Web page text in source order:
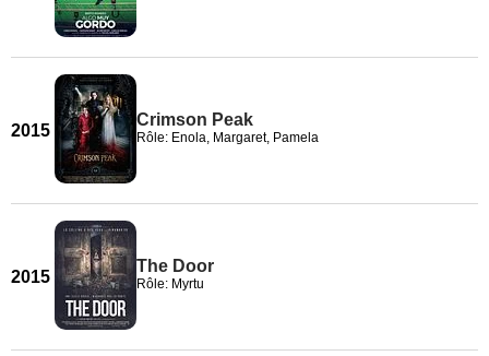
2015
Crimson Peak
Rôle: Enola, Margaret, Pamela
2015
The Door
Rôle: Myrtu